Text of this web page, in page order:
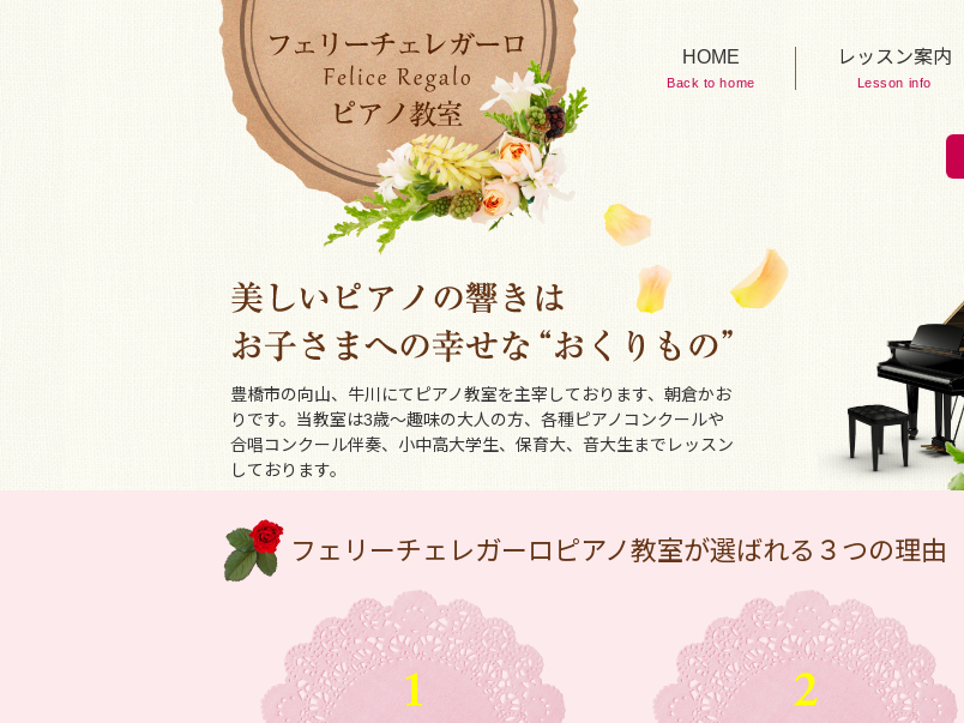
HOME
Back to home
レッスン案内
Lesson info
豊橋市の向山、牛川にてピアノ教室を主宰しております、朝倉かお
りです。当教室は3歳～趣味の大人の方、各種ピアノコンクールや
合唱コンクール伴奏、小中高大学生、保育大、音大生までレッスン
しております。
フェリーチェレガーロピアノ教室が選ばれる３つの理由